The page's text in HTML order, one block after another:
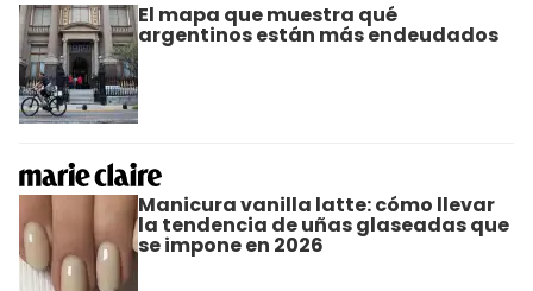
El mapa que muestra qué
argentinos están más endeudados
Manicura vanilla latte: cómo llevar
la tendencia de uñas glaseadas que
se impone en 2026